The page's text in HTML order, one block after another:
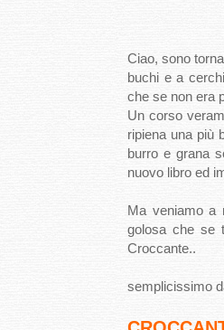
Ciao, sono
buchi e a
che se non era
Un corso
ripiena una più
burro e grana
nuovo libro ed
Ma veniamo a
golosa che se
Croccante..
semplicissimo